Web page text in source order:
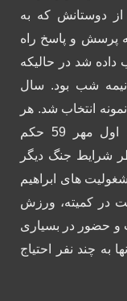
دوستانش كه به
پرسش و پاسخ راه
شد در حاليكه
شب بود. سال
نمونه انتخاب شد. هر
چندکه سال اول و آخر تدریس او بود. اول مهر 59 حكم
شرايط جنگ ديگر
های ابراهیم
در کمیته، ورزش
و حضور در بسیاری
به چند نفر احتیاج